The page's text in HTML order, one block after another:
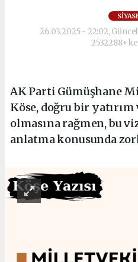
26.03.2025 - 22:02,
2532288+
AK Parti Gümüşhane
Köse, doğru bir
olmasına rağmen, bu
anlatma konusunda